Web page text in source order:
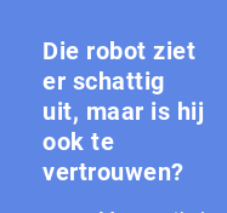
Die robot ziet
er schattig
uit, maar is hij
ook te
vertrouwen?